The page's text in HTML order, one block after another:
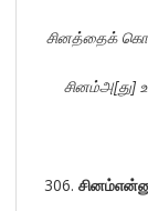
சினத்தைக்
சினம்அ[து]